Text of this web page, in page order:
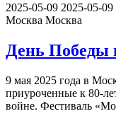
2025-05-09 2025-05-09
Москва Москва
День Победы
9 мая 2025 года в
приуроченные к 80-
войне. Фестиваль